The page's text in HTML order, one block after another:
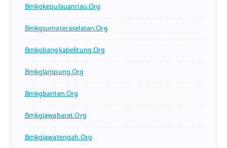
Bmkgkepulauanriau.org
Bmkgsumateraselatan.org
Bmkgbangkabelitung.org
Bmkglampung.org
Bmkgbanten.org
Bmkgjawabarat.org
Bmkgjawatengah.org